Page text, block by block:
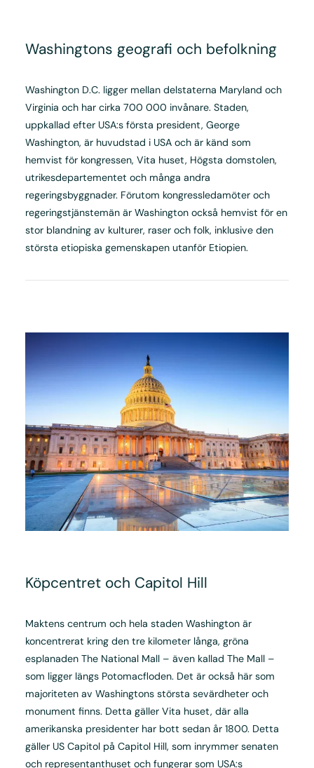
Washingtons geografi och befolkning
Washington D.C. ligger mellan delstaterna Maryland och
Virginia och har cirka 700 000 invånare. Staden,
uppkallad efter USA:s första president, George
Washington, är huvudstad i USA och är känd som
hemvist för kongressen, Vita huset, Högsta domstolen,
utrikesdepartementet och många andra
regeringsbyggnader. Förutom kongressledamöter och
regeringstjänstemän är Washington också hemvist för en
stor blandning av kulturer, raser och folk, inklusive den
största etiopiska gemenskapen utanför Etiopien.
Köpcentret och Capitol Hill
Maktens centrum och hela staden Washington är
koncentrerat kring den tre kilometer långa, gröna
esplanaden The National Mall – även kallad The Mall –
som ligger längs Potomacfloden. Det är också här som
majoriteten av Washingtons största sevärdheter och
monument finns. Detta gäller Vita huset, där alla
amerikanska presidenter har bott sedan år 1800. Detta
gäller US Capitol på Capitol Hill, som inrymmer senaten
och representanthuset och fungerar som USA:s